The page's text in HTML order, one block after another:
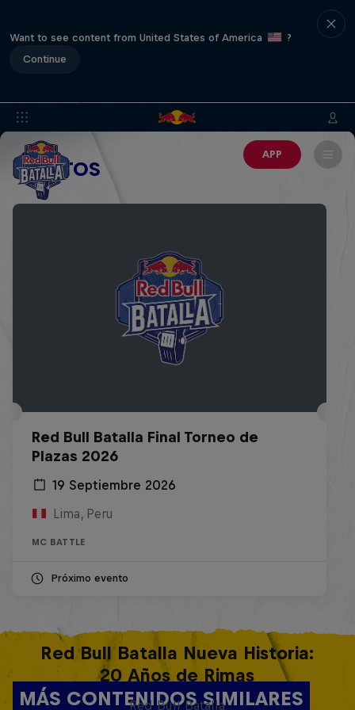
Want to see content from United States of America
?
Continue
APP
EVENTOS
Red Bull Batalla Final Torneo de
Plazas 2026
19 Septiembre 2026
Lima, Peru
MC BATTLE
Próximo evento
MÁS CONTENIDOS SIMILARES
Red Bull Batalla Nueva Historia:
20 Años de Rimas
Red Bull Batalla